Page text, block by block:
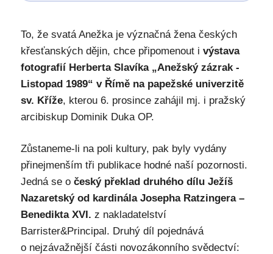
To, že svatá Anežka je význačná žena českých
křesťanských dějin, chce připomenout i výstava
fotografií Herberta Slavíka „Anežský zázrak -
Listopad 1989“ v Římě na papežské univerzitě
sv. Kříže, kterou 6. prosince zahájil mj. i pražský
arcibiskup Dominik Duka OP.
Zůstaneme-li na poli kultury, pak byly vydány
přinejmenším tři publikace hodné naší pozornosti.
Jedná se o český překlad druhého dílu Ježíš
Nazaretský od kardinála Josepha Ratzingera –
Benedikta XVI. z nakladatelství
Barrister&Principal. Druhý díl pojednává
o nejzávažnější části novozákonního svědectví: